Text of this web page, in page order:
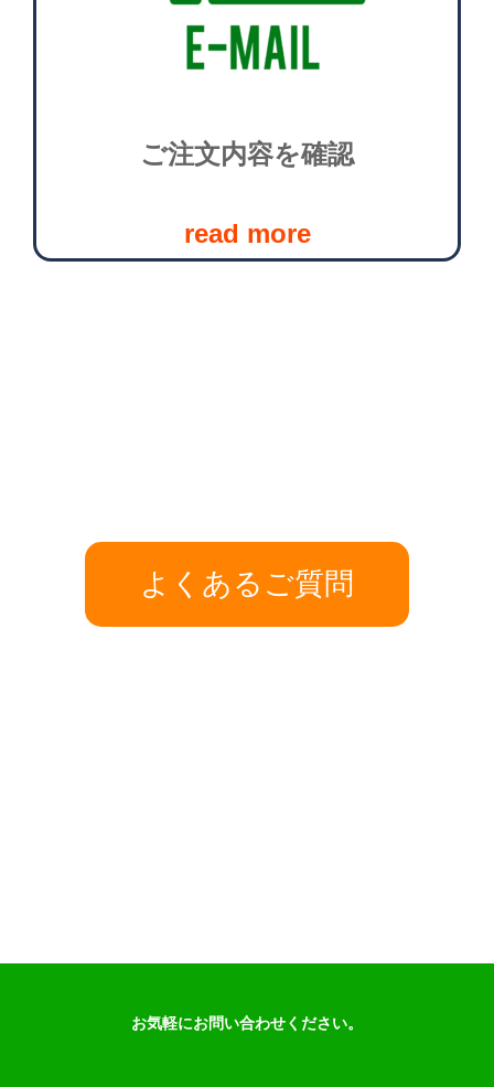
ご注文内容を確認
read more
よくあるご質問
お気軽にお問い合わせください。